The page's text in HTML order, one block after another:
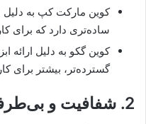
کوین مارکت کپ به دلیل
ساده‌تری دارد که برای
کوین گکو به دلیل ارائه
گسترده‌تر، بیشتر برای
2. شفافیت و بی‌طرفی